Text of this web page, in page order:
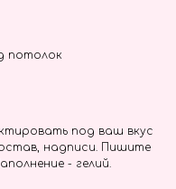
потолок
под ваш вкус
надписи. Пишите
- гелий.